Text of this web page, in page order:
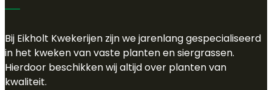
Bij Eikholt Kwekerijen zijn we jarenlang gespecialiseerd
in het kweken van vaste planten en siergrassen.
Hierdoor beschikken wij altijd over planten van
kwaliteit.